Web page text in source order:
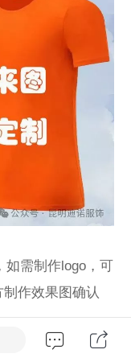
如需制作logo，可
作效果图确认
障企业双方的权